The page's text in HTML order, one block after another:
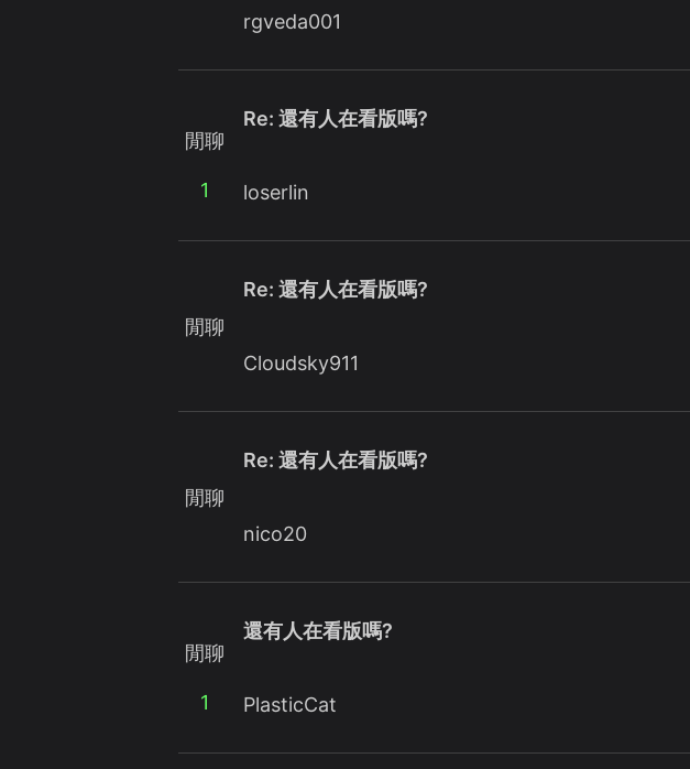
rgveda001
閒聊
1
Re: 還有人在看版嗎?
loserlin
閒聊
Re: 還有人在看版嗎?
Cloudsky911
閒聊
Re: 還有人在看版嗎?
nico20
閒聊
1
還有人在看版嗎?
PlasticCat